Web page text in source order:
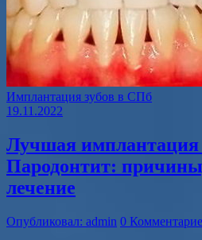
Имплантация зубов в СПб
19.11.2022
Лучшая имплантация
Пародонтит:
лечение
Опубликовал: admin 0